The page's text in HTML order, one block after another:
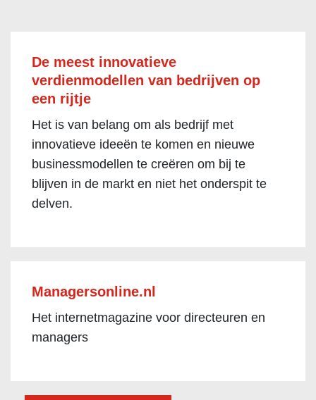
De meest innovatieve
verdienmodellen van bedrijven op
een rijtje
Het is van belang om als bedrijf met
innovatieve ideeën te komen en nieuwe
businessmodellen te creëren om bij te
blijven in de markt en niet het onderspit te
delven.
Managersonline.nl
Het internetmagazine voor directeuren en
managers